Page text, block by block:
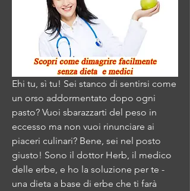
Ehi tu, sì tu! Sei stanco di sentirsi come
un orso addormentato dopo ogni
pasto? Vuoi sbarazzarti del peso in
eccesso ma non vuoi rinunciare ai
piaceri culinari? Bene, sei nel posto
giusto! Sono il dottor Herb, il medico
delle erbe, e ho la soluzione per te -
una dieta a base di erbe che ti farà